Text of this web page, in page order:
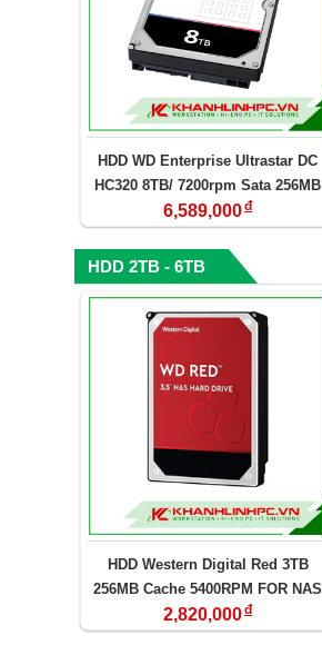
HDD WD Enterprise Ultrastar DC
HC320 8TB/ 7200rpm Sata 256MB
(HUS728T8TALE6L4)
6,589,000đ
HDD 2TB - 6TB
HDD Western Digital Red 3TB
256MB Cache 5400RPM FOR NAS
Western Digital30EFAX
2,820,000đ